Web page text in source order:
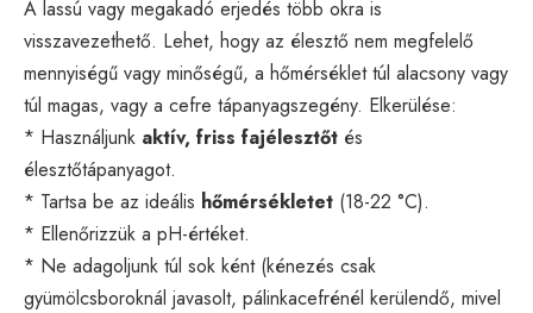
A lassú vagy megakadó erjedés több okra is
visszavezethető. Lehet, hogy az élesztő nem megfelelő
mennyiségű vagy minőségű, a hőmérséklet túl alacsony vagy
túl magas, vagy a cefre tápanyagszegény. Elkerülése:
* Használjunk aktív, friss fajélesztőt és
élesztőtápanyagot.
* Tartsa be az ideális hőmérsékletet (18-22 °C).
* Ellenőrizzük a pH-értéket.
* Ne adagoljunk túl sok ként (kénezés csak
gyümölcsboroknál javasolt, pálinkacefrénél kerülendő, mivel